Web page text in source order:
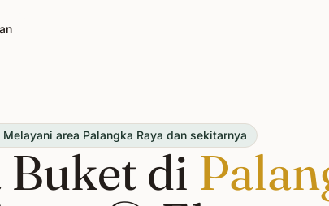
Melayani area Palangka Raya dan sekitarnya
Buket di